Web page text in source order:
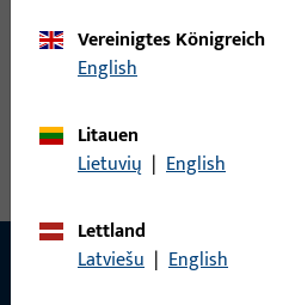
Vereinigtes Königreich
English
Litauen
Lietuvių | English
Lettland
Latviešu | English